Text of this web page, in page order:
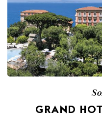
GRAND